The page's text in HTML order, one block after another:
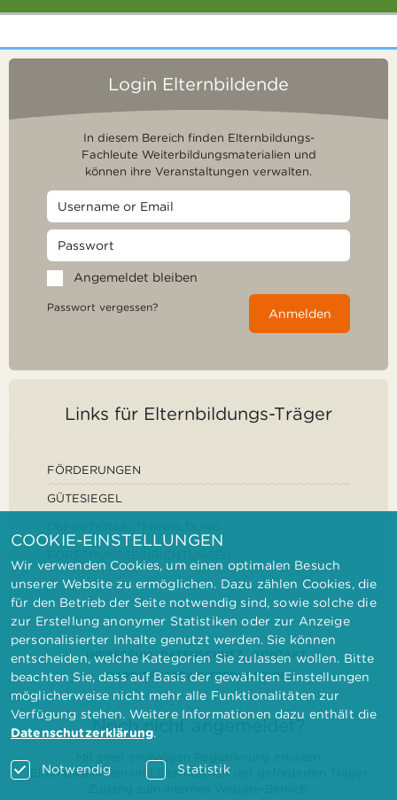
Login Elternbildende
In diesem Bereich finden Elternbildungs-
Fachleute Weiterbildungsmaterialien und
können ihre Veranstaltungen verwalten.
Angemeldet bleiben
Passwort vergessen? Anmelden
Links für Elternbildungs-Träger
FÖRDERUNGEN
GÜTESIEGEL
IMPRESSUM DATENSCHUTZ
KONTAKT
BARRIEREFREIHEITSERKLÄRUNG
Noch nicht angemeldet?
Mit einer einmaligen Registrierung erhalten
Elternbilderinnen und Elternbildner der geförderten Träger
COOKIE-EINSTELLUNGEN
Wir verwenden Cookies, um einen optimalen Besuch
unserer Website zu ermöglichen. Dazu zählen Cookies, die
für den Betrieb der Seite notwendig sind, sowie solche die
zur Erstellung anonymer Statistiken oder zur Anzeige
personalisierter Inhalte genutzt werden. Sie können
entscheiden, welche Kategorien Sie zulassen wollen. Bitte
beachten Sie, dass auf Basis der gewählten Einstellungen
möglicherweise nicht mehr alle Funktionalitäten zur
Verfügung stehen. Weitere Informationen dazu enthält die
Datenschutzerklärung.
Notwendig Statistik